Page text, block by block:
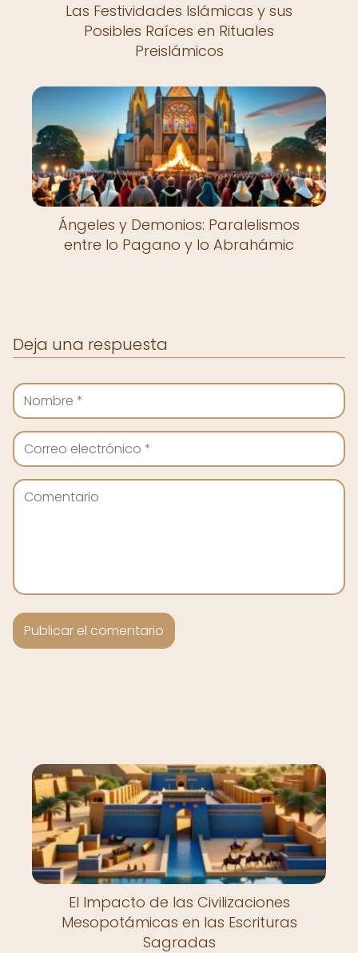
Las Festividades Islámicas y sus
Posibles Raíces en Rituales
Preislámicos
Ángeles y Demonios: Paralelismos
entre lo Pagano y lo Abrahámic
Deja una respuesta
Nuevo
El Impacto de las Civilizaciones
Mesopotámicas en las Escrituras
Sagradas